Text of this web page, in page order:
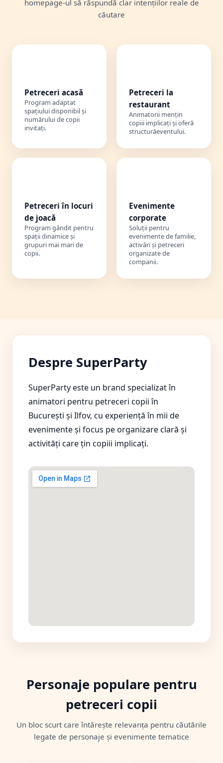
homepage-ul să răspundă clar intențiilor reale de
căutare
Petreceri acasă
Program adaptat
spațiului disponibil și
numărului de copii
invitați.
Petreceri la
restaurant
Animatorii mențin
copiii implicați și oferă
structurăeventului.
Petreceri în locuri
de joacă
Program gândit pentru
spații dinamice și
grupuri mai mari de
copii.
Evenimente
corporate
Soluții pentru
evenimente de familie,
activări și petreceri
organizate de
companii.
Despre SuperParty
SuperParty este un brand specializat în
animatori pentru petreceri copii în
București și Ilfov, cu experiență în mii de
evenimente și focus pe organizare clară și
activități care țin copiii implicați.
Personaje populare pentru
petreceri copii
Un bloc scurt care întărește relevanța pentru căutările
legate de personaje și evenimente tematice